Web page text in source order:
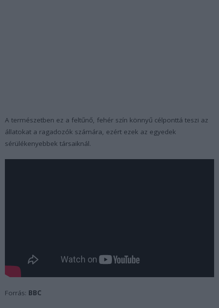
A természetben ez a feltűnő, fehér szín könnyű célponttá teszi az
állatokat a ragadozók számára, ezért ezek az egyedek
sérülékenyebbek társaiknál.
Forrás: BBC